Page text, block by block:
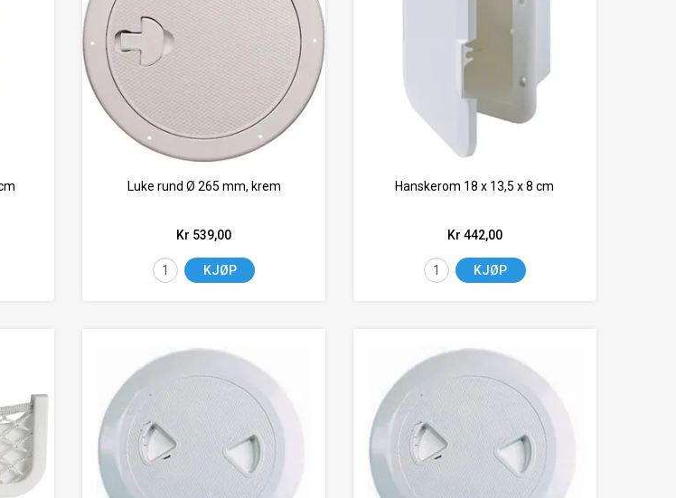
Luke rund Ø 265 mm, krem
Kr 539,00
KJØP
Hanskerom 18 x 13,5 x 8 cm
Kr 442,00
KJØP